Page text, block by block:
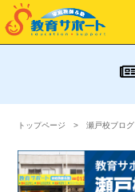
トップページ 瀬戸校ブログ